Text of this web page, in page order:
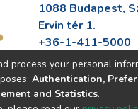
1088 Budapest,
Ervin tér 1.
+36-1-411-5000
info@fszek.hu
https://fszek.hu
process your personal
Authentication,
and Statistics.